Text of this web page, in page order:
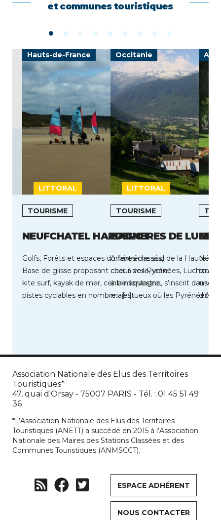
et communes touristiques
LITTORAL
Hauts-de-France
LITTORAL
TOURISME
NEUFCHATEL HARDELOT
Golfs, Forêts et espaces dunaires classés,
Base de glisse proposant char à voile, voile,
kite surf, kayak de mer, centre équestre,
pistes cyclables en nombre… […]
Occitanie
TOURISME
BAGNERES DE
A l’extrême sud de la Haute-
coeur des Pyrénées, Luchon,
à la montagne, s’inscrit dans
majestueux où les Pyrénées
une
Association Nationale des Elus des Territoires
Touristiques*
47, quai d'Orsay - 75007 PARIS - Tél. : 01 45 51 49
36
*L’Association Nationale des Elus des Territoires
Touristiques (ANETT) a succédé en 2015 à l’Association
Nationale des Maires des Stations Classées et des
Communes Touristiques (ANMSCCT).
ESPACE ADHÉRENT
NOUS CONTACTER